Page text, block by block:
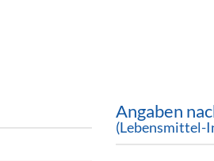
Hygieneartikel & Desinfektion
Angaben
(Lebensmittel-